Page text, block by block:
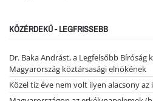
KÖZÉRDEKŰ - LEGFRISSEBB
Dr. Baka Andrást, a Legfelsőbb
Magyarország köztársasági elnökének
Közel tíz éve nem volt ilyen alacsony